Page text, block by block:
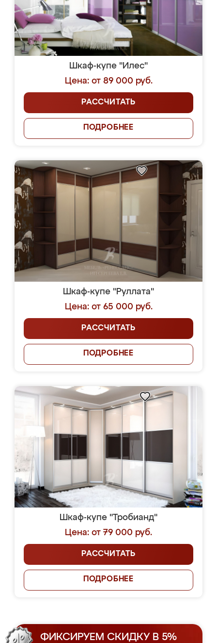
Шкаф-купе "Илес"
Цена: от 89 000 руб.
РАССЧИТАТЬ
ПОДРОБНЕЕ
Шкаф-купе "Руллата"
Цена: от 65 000 руб.
РАССЧИТАТЬ
ПОДРОБНЕЕ
Шкаф-купе "Тробианд"
Цена: от 79 000 руб.
РАССЧИТАТЬ
ПОДРОБНЕЕ
ФИКСИРУЕМ СКИДКУ В 5%